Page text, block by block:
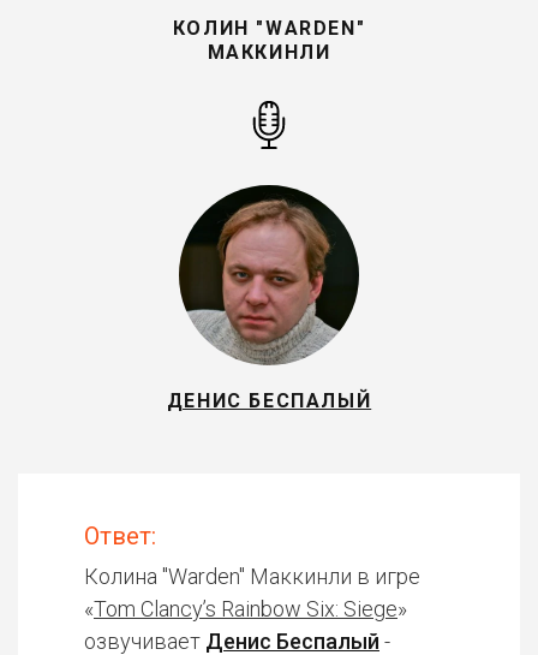
КОЛИН "WARDEN"
МАККИНЛИ
ДЕНИС БЕСПАЛЫЙ
Ответ:
Колина "Warden" Маккинли в игре
«Tom Clancy’s Rainbow Six: Siege»
озвучивает Денис Беспалый -